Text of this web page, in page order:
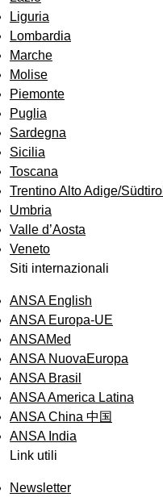
Liguria
Lombardia
Marche
Molise
Piemonte
Puglia
Sardegna
Sicilia
Toscana
Trentino Alto Adige/Südtirol
Umbria
Valle d’Aosta
Veneto
Siti internazionali
ANSA English
ANSA Europa-UE
ANSAMed
ANSA NuovaEuropa
ANSA Brasil
ANSA America Latina
ANSA China 中国
ANSA India
Link utili
Newsletter